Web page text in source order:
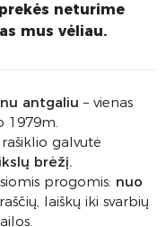
neturime
mus vėliau.
antgaliu – vienas
1979m.
galvutė
brėžį.
progomis: nuo
laiškų iki svarbių